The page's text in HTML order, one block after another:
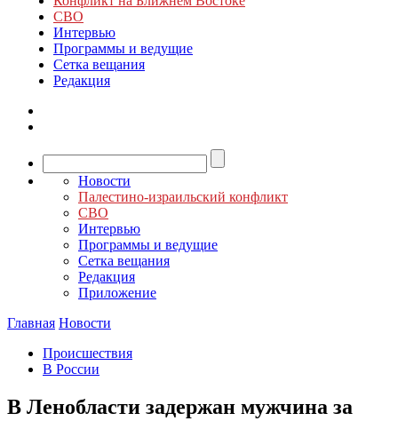
СВО
Интервью
Программы и ведущие
Сетка вещания
Редакция
Новости
Палестино-израильский конфликт
СВО
Интервью
Программы и ведущие
Сетка вещания
Редакция
Приложение
Главная Новости
Происшествия
В России
В Ленобласти задержан мужчина за